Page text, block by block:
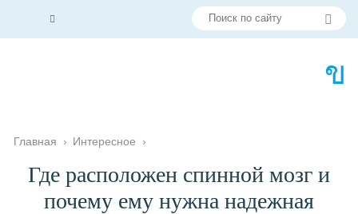
Главная › Интересное ›
Где расположен спинной мозг и
почему ему нужна надежная